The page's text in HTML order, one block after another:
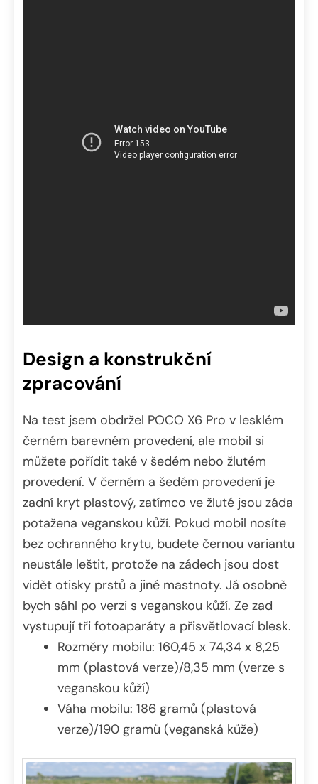
Design a konstrukční
zpracování
Na test jsem obdržel POCO X6 Pro v lesklém
černém barevném provedení, ale mobil si
můžete pořídit také v šedém nebo žlutém
provedení. V černém a šedém provedení je
zadní kryt plastový, zatímco ve žluté jsou záda
potažena veganskou kůží. Pokud mobil nosíte
bez ochranného krytu, budete černou variantu
neustále leštit, protože na zádech jsou dost
vidět otisky prstů a jiné mastnoty. Já osobně
bych sáhl po verzi s veganskou kůží. Ze zad
vystupují tři fotoaparáty a přisvětlovací blesk.
Rozměry mobilu: 160,45 x 74,34 x 8,25
mm (plastová verze)/8,35 mm (verze s
veganskou kůží)
Váha mobilu: 186 gramů (plastová
verze)/190 gramů (veganská kůže)